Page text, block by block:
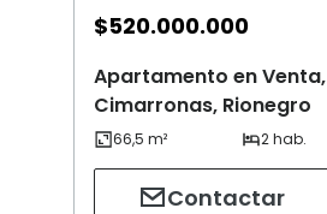
$520.000.000
Apartamento en Venta,
Cimarronas, Rionegro
Contactar